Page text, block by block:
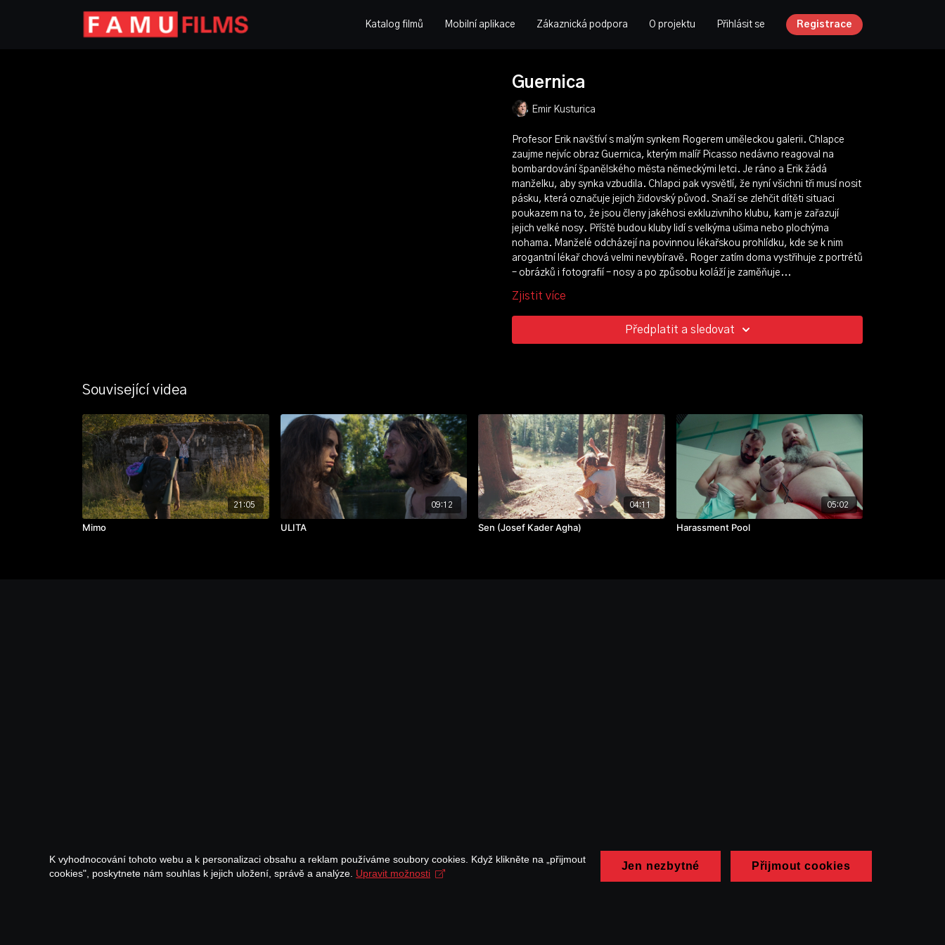
Katalog filmů Mobilní aplikace Zákaznická podpora O projektu Přihlásit se Registrace
Guernica
Emir Kusturica
Profesor Erik navštíví s malým synkem Rogerem uměleckou galerii. Chlapce
zaujme nejvíc obraz Guernica, kterým malíř Picasso nedávno reagoval na
bombardování španělského města německými letci. Je ráno a Erik žádá
manželku, aby synka vzbudila. Chlapci pak vysvětlí, že nyní všichni tři musí nosit
pásku, která označuje jejich židovský původ. Snaží se zlehčit dítěti situaci
poukazem na to, že jsou členy jakéhosi exkluzivního klubu, kam je zařazují
jejich velké nosy. Příště budou kluby lidí s velkýma ušima nebo plochýma
nohama. Manželé odcházejí na povinnou lékařskou prohlídku, kde se k nim
arogantní lékař chová velmi nevybíravě. Roger zatím doma vystřihuje z portrétů
– obrázků i fotografií – nosy a po způsobu koláží je zaměňuje...
režie: Emir Kusturica
scénář:Emir Kusturica,Pavel Sýkora
produkce:Karel Fiala,Bohdan Kysil
cvičení: bakalářský film
rok výroby: 1978
Zjistit více
Předplatit a sledovat
Související videa
21:05
Mimo
09:12
ULITA
04:11
Sen (Josef Kader Agha)
05:02
Harassment Pool
K vyhodnocování tohoto webu a k personalizaci obsahu a reklam používáme soubory cookies. Když klikněte na „přijmout
cookies", poskytnete nám souhlas k jejich uložení, správě a analýze. Upravit možnosti
Jen nezbytné Přijmout cookies